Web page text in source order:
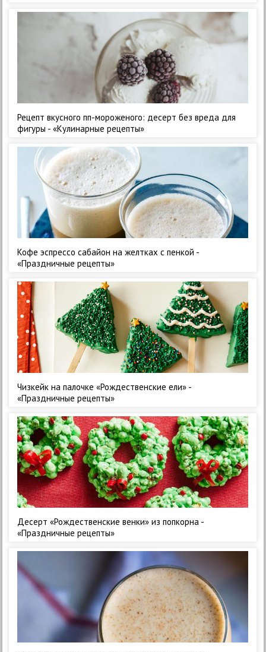
Рецепт вкусного пп-мороженого: десерт без вреда для
фигуры - «Кулинарные рецепты»
Кофе эспрессо сабайон на желтках с пенкой -
«Праздничные рецепты»
Чизкейк на палочке «Рождественские ели» -
«Праздничные рецепты»
Десерт «Рождественские венки» из попкорна -
«Праздничные рецепты»